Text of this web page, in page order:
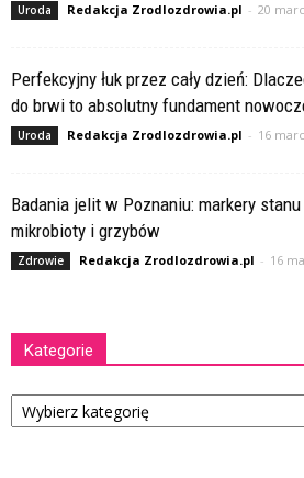
Uroda Redakcja Zrodlozdrowia.pl - 20
Perfekcyjny łuk przez cały dzień:
do brwi to absolutny fundament
Uroda Redakcja Zrodlozdrowia.pl - 16
Badania jelit w Poznaniu: markery
mikrobioty i grzybów
Zdrowie Redakcja Zrodlozdrowia.pl - 16
Kategorie
Kategorie